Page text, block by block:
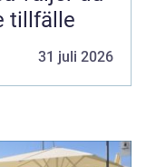
tillfälle
31 juli 2026